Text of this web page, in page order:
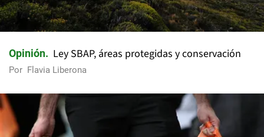
Opinión Ley SBAP, áreas protegidas y conservación
Por Flavia Liberona